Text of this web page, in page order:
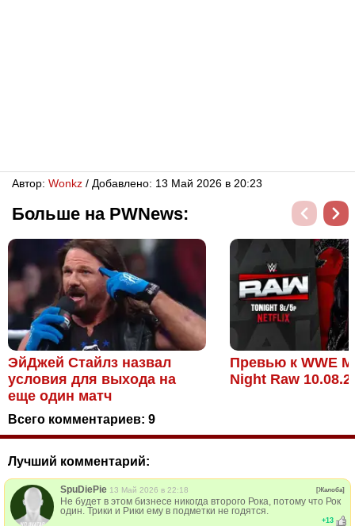
Автор: Wonkz / Добавлено: 13 Май 2026 в 20:23
Больше на PWNews:
ЭйДжей Стайлз назвал
условия для выхода на
еще один матч
Превью к WWE
Night Raw
Всего комментариев: 9
Лучший комментарий:
SpuDiePie 13 Май 2026 в 22:18 [Жалоба]
Не будет в этом бизнесе никогда второго Рока, потому что Рок
один. Трики и Рики ему в подметки не годятся.
+13